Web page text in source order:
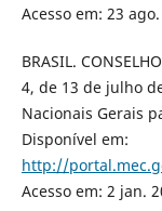
Acesso em: 23
BRASIL.
4, de 13 de julho
Nacionais Gerais
Disponível em:
http://
Acesso em: 2 jan.